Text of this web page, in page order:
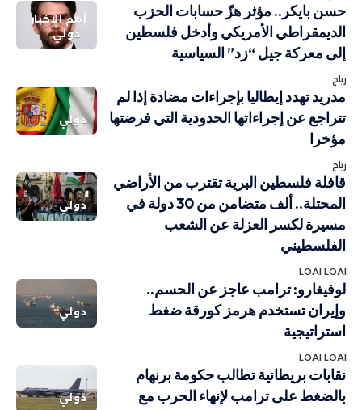
أهم الاخبار
دولي
حسن بايكر.. مؤثر هزّ حسابات الحزب
الديمقراطي الأمريكي وأدخل فلسطين
إلى معركة جيل “زد” السياسية
رباح
دولي
مدريد تهدد إيطاليا بإجراءات مضادة إذا لم
تتراجع عن إجراءاتها الحدودية التي فرضتها
مؤخرا
رباح
دولي
قافلة فلسطين البرية تقترب من الأراضي
المحتلة.. ألف متضامن من 30 دولة في
مسيرة لكسر العزلة عن الشعب
الفلسطيني
LOAI LOAI
دولي
لوفيغارو: ترامب عاجز عن الحسم..
وإيران تستخدم هرمز كورقة ضغط
استراتيجية
LOAI LOAI
دولي
نقابات بريطانية تطالب حكومة برنهام
بالضغط على ترامب لإنهاء الحرب مع